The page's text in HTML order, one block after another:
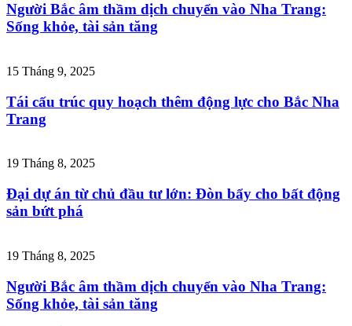
Người Bắc âm thầm dịch chuyển vào Nha Trang:
Sống khỏe, tài sản tăng
15 Tháng 9, 2025
Tái cấu trúc quy hoạch thêm động lực cho Bắc Nha
Trang
19 Tháng 8, 2025
Đại dự án từ chủ đầu tư lớn: Đòn bẩy cho bất động
sản bứt phá
19 Tháng 8, 2025
Người Bắc âm thầm dịch chuyển vào Nha Trang:
Sống khỏe, tài sản tăng